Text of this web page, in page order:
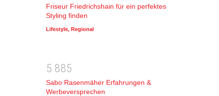
Friseur Friedrichshain für ein perfektes
Styling finden
Lifestyle, Regional
5 885
Sabo Rasenmäher Erfahrungen &
Werbeversprechen